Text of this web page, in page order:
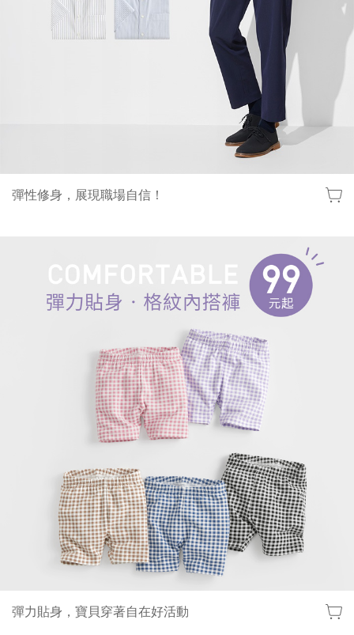
彈性修身，展現職場自信！
彈力貼身，寶貝穿著自在好活動